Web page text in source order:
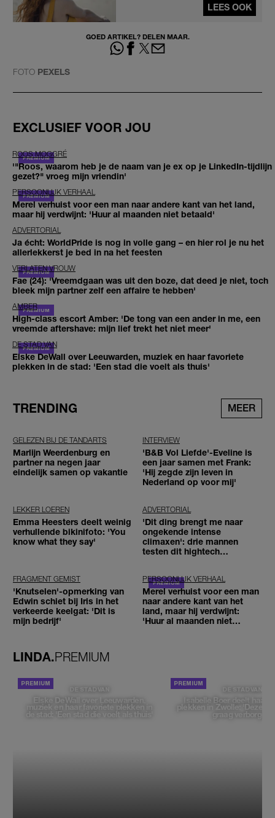
LEES OOK
GOED ARTIKEL? DELEN MAAR.
FOTO PEXELS
EXCLUSIEF VOOR JOU
ROOS MOGGRÉ
'"Roos, waarom heb je de naam van je ex op je LinkedIn-tijdlijn
gezet?" vroeg mijn vriendin'
PERSOONLIJK VERHAAL
Merel verhuist voor een man naar andere kant van het land,
maar hij verdwijnt: 'Huur al maanden niet betaald'
ADVERTORIAL
Ja écht: WorldPride is nog in volle gang – en hier rol je nu het
allerlekkerst je bed in na het feesten
VERLATEN VROUW
Fae (24): 'Vreemdgaan was uit den boze, dat deed je niet, toch
bleek mijn partner zelf een affaire te hebben'
AMBER
High-class escort Amber: 'De tong van een ander in me, een
vreemde aftershave: mijn lief trekt het niet meer'
DE STAD VAN
Elske DeWall over Leeuwarden, muziek en haar favoriete
plekken in de stad: 'Een stad die voelt als thuis'
TRENDING MEER
GELEZEN BIJ DE TANDARTS
Marlijn Weerdenburg en
partner na negen jaar
eindelijk samen op vakantie
INTERVIEW
'B&B Vol Liefde'-Eveline is
een jaar samen met Frank:
'Hij zegde zijn leven in
Nederland op voor mij'
LEKKER LOEREN
Emma Heesters deelt weinig
verhullende bikinifoto: 'You
know what they say'
ADVERTORIAL
'Dit ding brengt me naar
ongekende intense
climaxen': drie mannen
testen dit hightech
FRAGMENT GEMIST
'Knutselen'-opmerking van
Edwin schiet bij Iris in het
verkeerde keelgat: 'Dit is
mijn bedrijf'
PERSOONLIJK VERHAAL
Merel verhuist voor een man
naar andere kant van het
land, maar hij verdwijnt:
'Huur al maanden niet
LINDA.PREMIUM
DE STAD VAN
Elske DeWall over Leeuwarden,
muziek en haar favoriete plekken in
de stad: 'Een stad die voelt als thuis'
DE STAD VAN
Isabelle Boer deelt haar
plekken in Zwolle: 'Deze
graag verborgen'